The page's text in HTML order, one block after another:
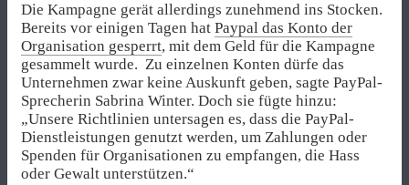
Die Kampagne gerät allerdings zunehmend ins Stocken.
Bereits vor einigen Tagen hat Paypal das Konto der
Organisation gesperrt, mit dem Geld für die Kampagne
gesammelt wurde. Zu einzelnen Konten dürfe das
Unternehmen zwar keine Auskunft geben, sagte PayPal-
Sprecherin Sabrina Winter. Doch sie fügte hinzu:
„Unsere Richtlinien untersagen es, dass die PayPal-
Dienstleistungen genutzt werden, um Zahlungen oder
Spenden für Organisationen zu empfangen, die Hass
oder Gewalt unterstützen.“